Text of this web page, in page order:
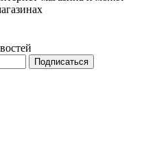
Подписаться